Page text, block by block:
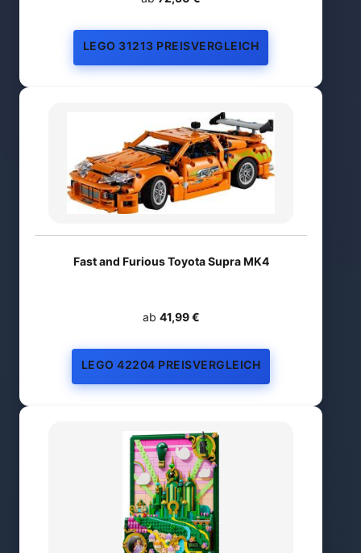
LEGO 31213 PREISVERGLEICH
Fast and Furious Toyota Supra MK4
ab 41,99 €
LEGO 42204 PREISVERGLEICH